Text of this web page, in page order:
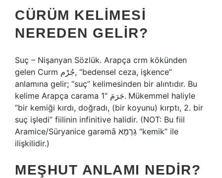
CÜRÜM KELIMESI
NEREDEN GELIR?
Suç – Nişanyan Sözlük. Arapça crm kökünden
gelen Curm جُرْم, “bedensel ceza, işkence”
anlamına gelir; “suç” kelimesinden bir alıntıdır. Bu
kelime Arapça carama جَرَمَ “1. Mükemmel haliyle
“bir kemiği kırdı, doğradı, (bir koyunu) kırptı, 2. bir
suç işledi” fiilinin infinitive halidir. (NOT: Bu fiil
Aramice/Süryanice garəmā גַרְמָא “kemik” ile
ilişkilidir.)
MEŞHUT ANLAMI NEDIR?